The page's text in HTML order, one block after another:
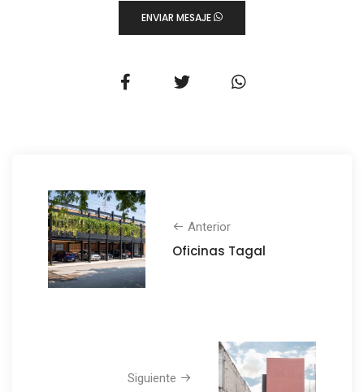
ENVIAR MESAJE
Anterior
Oficinas Tagal
Siguiente